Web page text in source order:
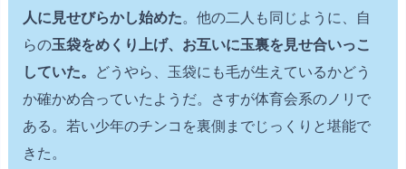
人に見せびらかし始めた。他の二人も同じように、自
らの玉袋をめくり上げ、お互いに玉裏を見せ合いっこ
していた。 どうやら、玉袋にも毛が生えているかどう
か確かめ合っていたようだ。さすが体育会系のノリで
ある。若い少年のチンコを裏側までじっくりと堪能で
きた。